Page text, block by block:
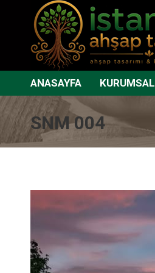
ANASAYFA KURUMSAL
SNM 004